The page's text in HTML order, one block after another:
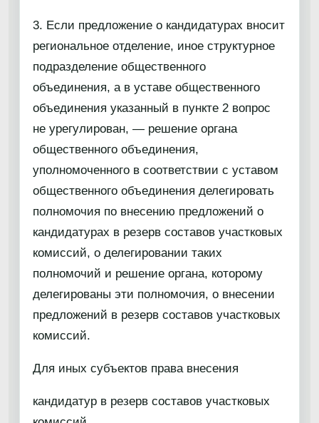
3. Если предложение о кандидатурах вносит
региональное отделение, иное структурное
подразделение общественного
объединения, а в уставе общественного
объединения указанный в пункте 2 вопрос
не урегулирован, — решение органа
общественного объединения,
уполномоченного в соответствии с уставом
общественного объединения делегировать
полномочия по внесению предложений о
кандидатурах в резерв составов участковых
комиссий, о делегировании таких
полномочий и решение органа, которому
делегированы эти полномочия, о внесении
предложений в резерв составов участковых
комиссий.
Для иных субъектов права внесения
кандидатур в резерв составов участковых